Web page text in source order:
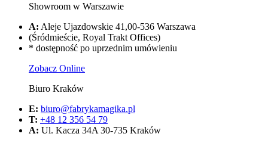
Showroom w Warszawie
A: Aleje Ujazdowskie 41,00-536 Warszawa
(Śródmieście, Royal Trakt Offices)
* dostępność po uprzednim umówieniu
Zobacz Online
Biuro Kraków
E: biuro@fabrykamagika.pl
T: +48 12 356 54 79
A: Ul. Kacza 34A 30-735 Kraków